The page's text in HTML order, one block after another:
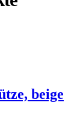
beige